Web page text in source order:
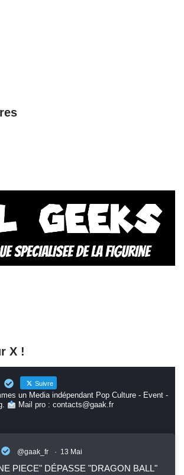
X !
Suivre
un Media indépendant Pop Culture - Event -
Mail pro : contacts@gaak.fr
@gaak_fr · 13 Mai
PIECE" DÉPASSE "DRAGON BALL"